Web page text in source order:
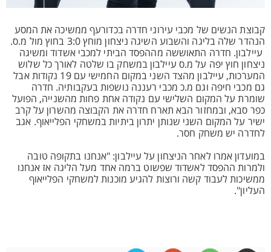
קבוצת הנשים של מכבי עירוני חדרה בכדורעף ממשיכה את המסע
הנהדר שלה בליגה והשבוע השיגה ניצחון מוחץ 3:0 בחוץ מול מ.ס.
עיילבון. חדרה התאוששה מההפסד הביתי למכבי אשדוד ומשיגה
ניצחון חוץ יפה על מ.ס עיילבון במשחק בו שלטה לאורך כל שלוש
המערכות, עיילבון מהצד השני במקום החמישי עם 19 נקודות אבל
גם מכבי חיפה וגם מ.כ מכבי רעננה נושפות בעקבותיה. חדרה
שומרת על המקום השלישי עם נקודה אחת פחות מהשנייה, הפועל
כפר סבא, ובמחזור הבא תארח חדרה את הקבוצה מהשרון על קרב
ישיר על המקום השני שנותן יתרון ביתיות במשחקי הפלייאוף. אגב
לחדרה יש משחק חסר.
במועדון אמרו לאחר הניצחון על עיילבון: "אנחנו בתקופה טובה
ולמרות ההפסד לאשדוד שפשוט ברמה אחד מעל הליגה אז אנחנו
ממשיכות לעבוד קשה ורוצות להגיע מוכנות למשחקי הפלייאוף
העליון".